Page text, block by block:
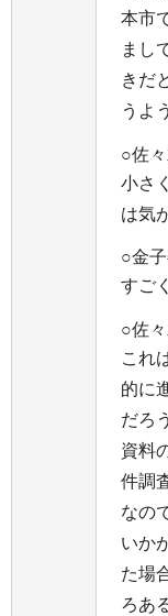
本市
まし
きだ
うよ
○佐
小さ
は気
○金
すご
○佐
これ
的に
だろ
資料
件調
なの
いか
た場
ろあ